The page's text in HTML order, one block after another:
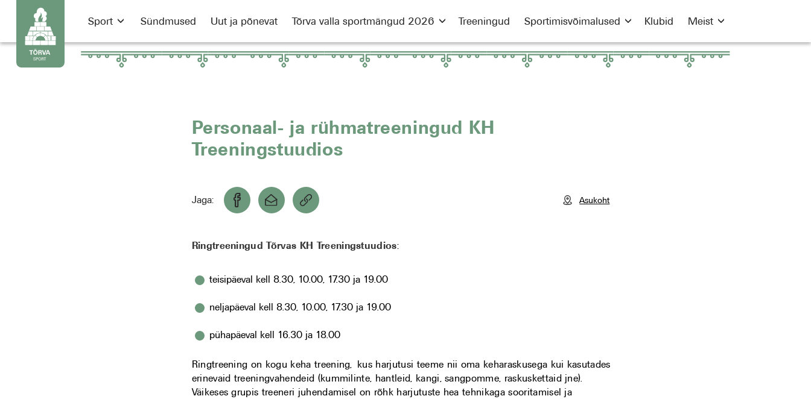
Sport Sündmused Uut ja põnevat Tõrva valla sportmängud 2026 Treeningud Sportimisvõimalused Klubid Meist
Personaal- ja rühmatreeningud KH
Treeningstuudios
Jaga: Asukoht
Ringtreeningud Tõrvas KH Treeningstuudios:
teisipäeval kell 8.30, 10.00, 17.30 ja 19.00
neljapäeval kell 8.30, 10.00, 17.30 ja 19.00
pühapäeval kell 16.30 ja 18.00
Ringtreening on kogu keha treening, kus harjutusi teeme nii oma keharaskusega kui kasutades
erinevaid treeningvahendeid (kummilinte, hantleid, kangi, sangpomme, raskuskettaid jne).
Väikeses grupis treeneri juhendamisel on rõhk harjutuste hea tehnikaga sooritamisel ja